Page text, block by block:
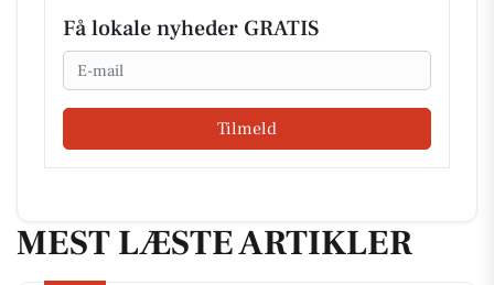
Få lokale nyheder GRATIS
Email
Tilmeld
MEST LÆSTE ARTIKLER